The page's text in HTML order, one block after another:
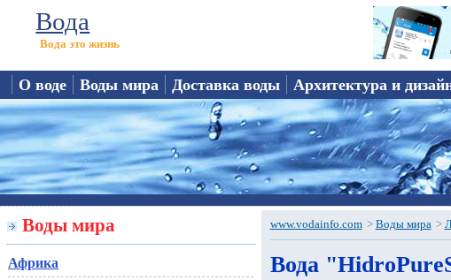
Вода
Вода это жизнь
О воде Воды мира Доставка воды Архитектура и
Воды мира
Африка
www.vodainfo.com > Воды мира >
Вода